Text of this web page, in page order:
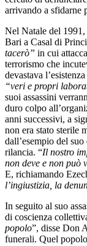
arrivando a sfidarne
Nel Natale del
Bari a Casal di
tacerò” in cui
terrorismo che
devastava
“veri e propri
suoi assassini
duro colpo
anni successivi, a
non era stato sterile
dall’esempio del
rilancia. “Il nostro
non deve e non può
E, richiamando
l’ingiustizia, la
In seguito al suo
di coscienza
popolo”, disse Don
funerali. Quel